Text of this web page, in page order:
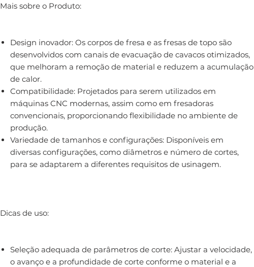
Mais sobre o Produto:
Design inovador: Os corpos de fresa e as fresas de topo são
desenvolvidos com canais de evacuação de cavacos otimizados,
que melhoram a remoção de material e reduzem a acumulação
de calor.
Compatibilidade: Projetados para serem utilizados em
máquinas CNC modernas, assim como em fresadoras
convencionais, proporcionando flexibilidade no ambiente de
produção.
Variedade de tamanhos e configurações: Disponíveis em
diversas configurações, como diâmetros e número de cortes,
para se adaptarem a diferentes requisitos de usinagem.
Dicas de uso:
Seleção adequada de parâmetros de corte: Ajustar a velocidade,
o avanço e a profundidade de corte conforme o material e a